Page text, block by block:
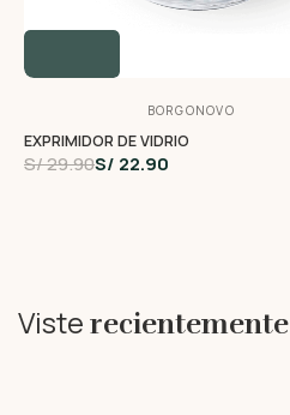
BORGONOVO
EXPRIMIDOR DE VIDRIO
S/ 29.90S/ 22.90
Viste recientemente